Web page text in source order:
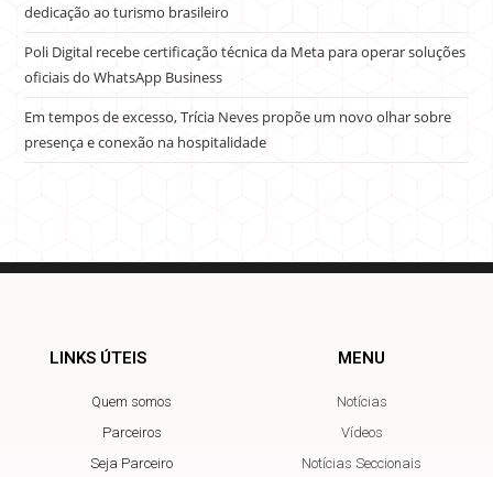
dedicação ao turismo brasileiro
Poli Digital recebe certificação técnica da Meta para operar soluções
oficiais do WhatsApp Business
Em tempos de excesso, Trícia Neves propõe um novo olhar sobre
presença e conexão na hospitalidade
LINKS ÚTEIS
Quem somos
Parceiros
Seja Parceiro
MENU
Notícias
Vídeos
Notícias Seccionais